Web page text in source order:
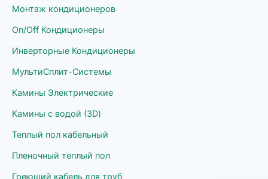
Монтаж кондиционеров
On/Off Кондиционеры
Инверторные Кондиционеры
МультиСплит-Системы
Камины Электрические
Камины с водой (3D)
Теплый пол кабельный
Пленочный теплый пол
Греющий кабель для труб